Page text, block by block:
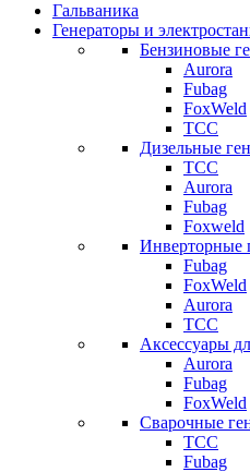
Гальваника
Генераторы и
Бензиновые
Aurora
Fubag
FoxWeld
ТСС
Дизельные
ТСС
Aurora
Fubag
Foxweld
Инверторные
Fubag
FoxWeld
Aurora
ТСС
Аксессуары
Aurora
Fubag
FoxWeld
Сварочные
ТСС
Fubag